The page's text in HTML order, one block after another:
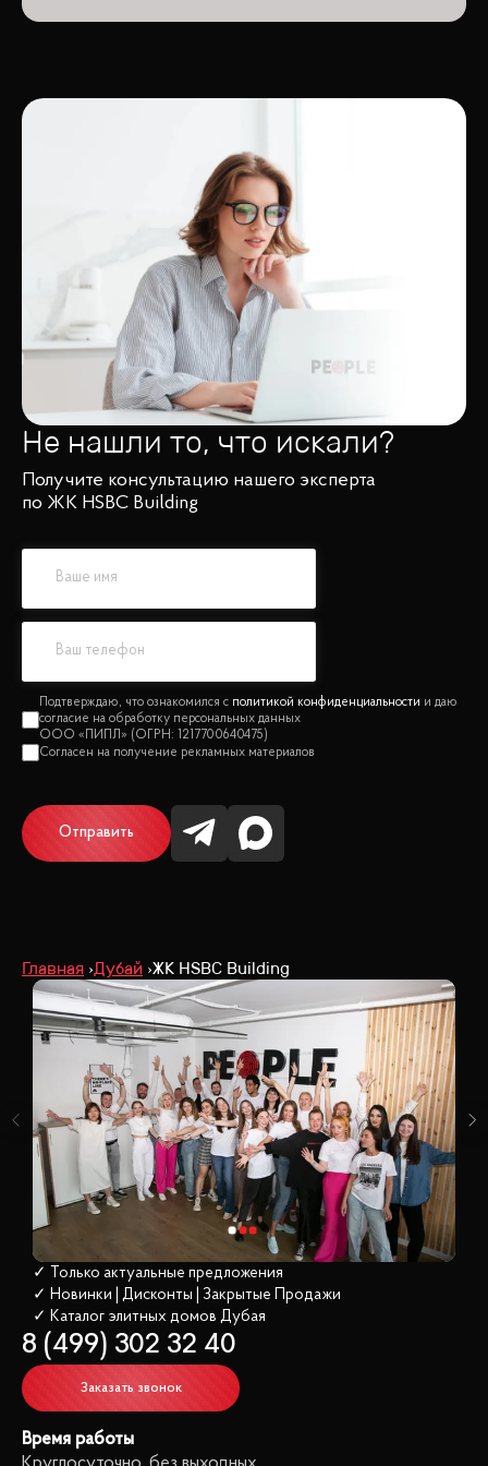
Не нашли то, что искали?
Получите консультацию нашего эксперта
по ЖК HSBC Building
политикой конфиденциальности
Отправить
Главная Дубай ЖК HSBC Building
✓ Только актуальные предложения
✓ Новинки | Дисконты | Закрытые Продажи
✓ Каталог элитных домов Дубая
8 (499) 302 32 40
Заказать звонок
Время работы